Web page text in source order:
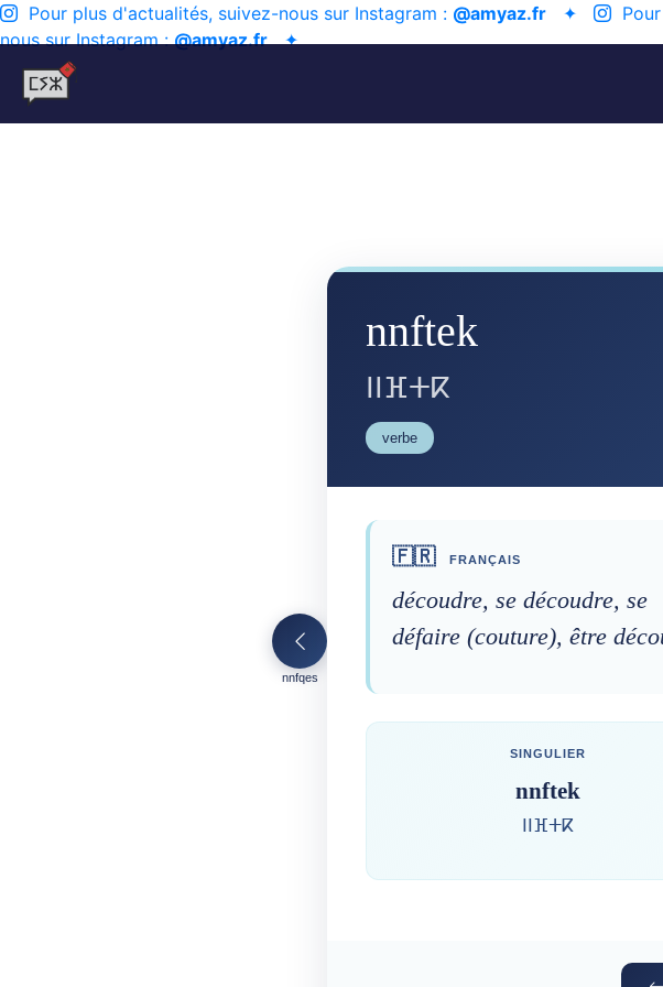
Pour plus d'actualités, suivez-nous sur Instagram : @amyaz.fr ✦
nous sur Instagram :@amyaz.fr✦
nnfqes
nnftek
ⵏⵏⴼⵜⴽ
verbe
🇫🇷 FRANÇAIS
découdre, se découdre, se
défaire (couture), être
SINGULIER
nnftek
ⵏⵏⴼⵜⴽ